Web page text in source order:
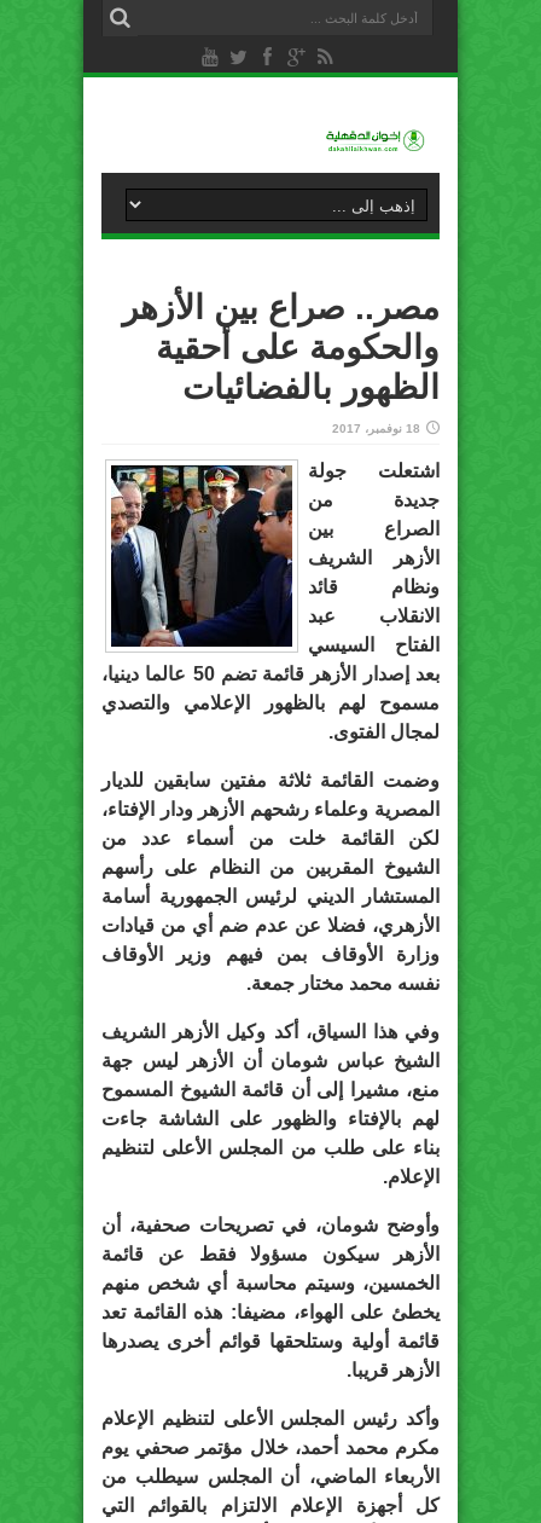
مصر.. صراع بين الأزهر
والحكومة على أحقية
الظهور بالفضائيات
18 نوفمبر، 2017
اشتعلت جولة
جديدة من
الصراع بين
الأزهر الشريف
ونظام قائد
الانقلاب عبد
الفتاح السيسي
بعد إصدار الأزهر قائمة تضم 50 عالما دينيا،
مسموح لهم بالظهور الإعلامي والتصدي
لمجال الفتوى.
وضمت القائمة ثلاثة مفتين سابقين للديار
المصرية وعلماء رشحهم الأزهر ودار الإفتاء،
لكن القائمة خلت من أسماء عدد من
الشيوخ المقربين من النظام على رأسهم
المستشار الديني لرئيس الجمهورية أسامة
الأزهري، فضلا عن عدم ضم أي من قيادات
وزارة الأوقاف بمن فيهم وزير الأوقاف
نفسه محمد مختار جمعة.
وفي هذا السياق، أكد وكيل الأزهر الشريف
الشيخ عباس شومان أن الأزهر ليس جهة
منع، مشيرا إلى أن قائمة الشيوخ المسموح
لهم بالإفتاء والظهور على الشاشة جاءت
بناء على طلب من المجلس الأعلى لتنظيم
الإعلام.
وأوضح شومان، في تصريحات صحفية، أن
الأزهر سيكون مسؤولا فقط عن قائمة
الخمسين، وسيتم محاسبة أي شخص منهم
يخطئ على الهواء، مضيفا: هذه القائمة تعد
قائمة أولية وستلحقها قوائم أخرى يصدرها
الأزهر قريبا.
وأكد رئيس المجلس الأعلى لتنظيم الإعلام
مكرم محمد أحمد، خلال مؤتمر صحفي يوم
الأربعاء الماضي، أن المجلس سيطلب من
كل أجهزة الإعلام الالتزام بالقوائم التي